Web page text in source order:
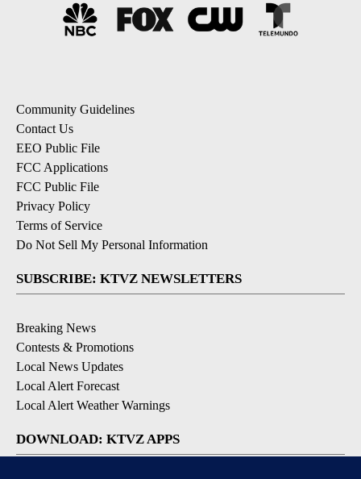
Community Guidelines
Contact Us
EEO Public File
FCC Applications
FCC Public File
Privacy Policy
Terms of Service
Do Not Sell My Personal Information
SUBSCRIBE: KTVZ NEWSLETTERS
Breaking News
Contests & Promotions
Local News Updates
Local Alert Forecast
Local Alert Weather Warnings
DOWNLOAD: KTVZ APPS